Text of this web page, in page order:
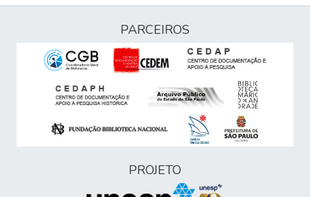
PARCEIROS
PROJETO